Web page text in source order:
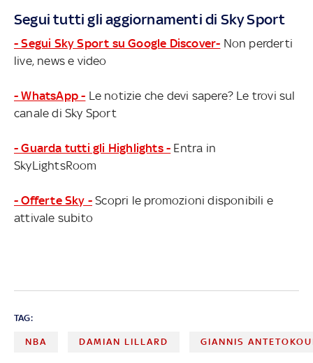
Segui tutti gli aggiornamenti di Sky Sport
- Segui Sky Sport su Google Discover- Non perderti
live, news e video
- WhatsApp - Le notizie che devi sapere? Le trovi sul
canale di Sky Sport
- Guarda tutti gli Highlights - Entra in
SkyLightsRoom
- Offerte Sky - Scopri le promozioni disponibili e
attivale subito
TAG:
NBA DAMIAN LILLARD GIANNIS